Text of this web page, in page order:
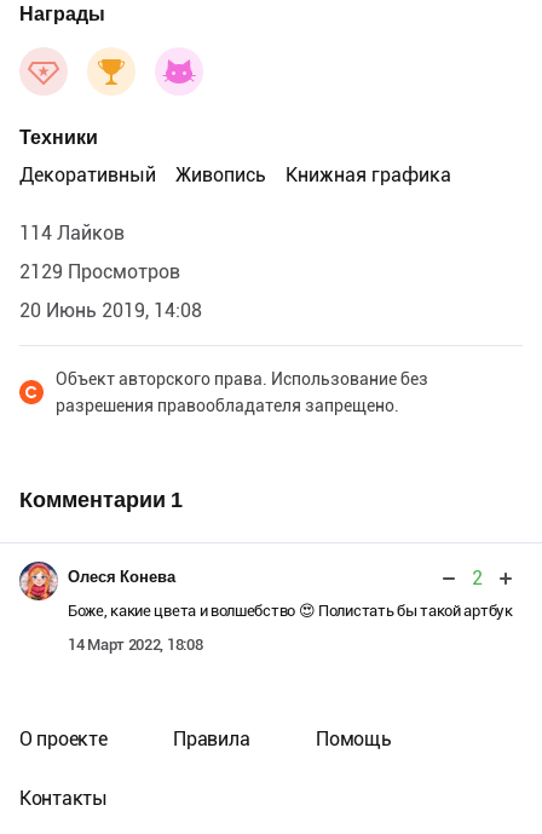
Награды
Техники
Декоративный
Живопись Книжная графика
114 Лайков
2129 Просмотров
20 Июнь 2019, 14:08
Объект авторского права. Использование без
разрешения правообладателя запрещено.
Комментарии 1
Олеся Конева 2
Боже, какие цвета и волшебство 😍 Полистать бы такой артбук
14 Март 2022, 18:08
О проекте Правила Помощь
Контакты